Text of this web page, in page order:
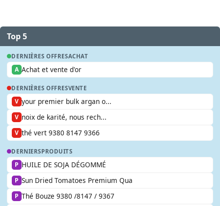
Top 5
DERNIÈRES OFFRESACHAT
A Achat et vente d'or
DERNIÈRES OFFRESVENTE
V your premier bulk argan o...
V noix de karité, nous rech...
V thé vert 9380 8147 9366
DERNIERSPRODUITS
P HUILE DE SOJA DÉGOMMÉ
P Sun Dried Tomatoes Premium Qua
P Thé Bouze 9380 /8147 / 9367